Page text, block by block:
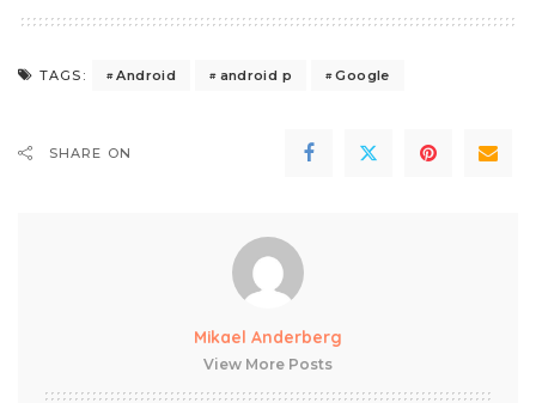
TAGS: Android android p Google
SHARE ON
Mikael Anderberg
View More Posts